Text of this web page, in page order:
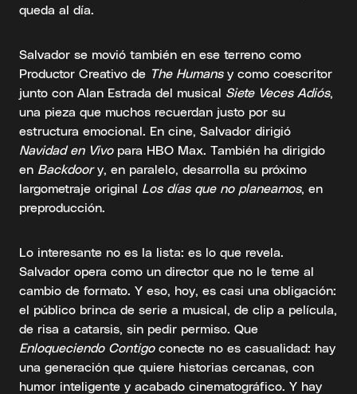
queda al día.
Salvador se movió también en ese terreno como
Productor Creativo de The Humansy como coescritor
junto con Alan Estrada del musical Siete Veces Adiós,
una pieza que muchos recuerdan justo por su
estructura emocional. En cine, Salvador dirigió
Navidad en Vivopara HBO Max. También ha dirigido
en Backdoory, en paralelo, desarrolla su próximo
largometraje original Los días que no planeamos, en
preproducción.
Lo interesante no es la lista: es lo que revela.
Salvador opera como un director que no le teme al
cambio de formato. Y eso, hoy, es casi una obligación:
el público brinca de serie a musical, de clip a película,
de risa a catarsis, sin pedir permiso. Que
Enloqueciendo Contigoconecte no es casualidad: hay
una generación que quiere historias cercanas, con
humor inteligente y acabado cinematográfico. Y hay